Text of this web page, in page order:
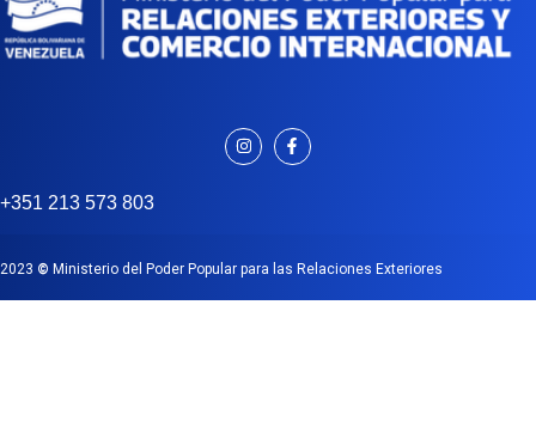
+351 213 573 803
2023 © Ministerio del Poder Popular para las Relaciones Exteriores